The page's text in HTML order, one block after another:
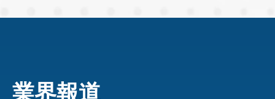
業界報道